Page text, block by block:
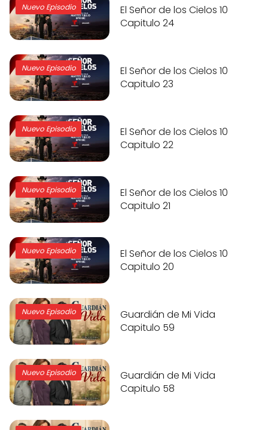
Nuevo Episodio
El Señor de los Cielos 10
Capitulo 24
Nuevo Episodio
El Señor de los Cielos 10
Capitulo 23
Nuevo Episodio
El Señor de los Cielos 10
Capitulo 22
Nuevo Episodio
El Señor de los Cielos 10
Capitulo 21
Nuevo Episodio
El Señor de los Cielos 10
Capitulo 20
Nuevo Episodio
Guardián de Mi Vida
Capitulo 59
Nuevo Episodio
Guardián de Mi Vida
Capitulo 58